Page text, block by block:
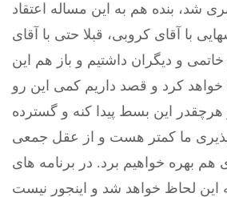
شد، بنده هم به این مساله اعتقاد
با آقای کروبی، قبلا حتی با آقای
و دیگران داشتیم و باز هم این
خواهد کرد و قصد داریم کمی این رو
این بسط پیدا کنه و گسترده
ما کمتر هست و از عقل جمعی
هم بهره خواهیم برد. در برنامه های
این لحاظ خواهد شد و اینجور نیست